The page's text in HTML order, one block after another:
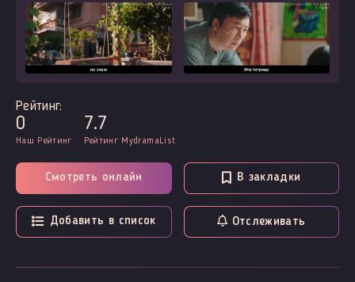
Рейтинг:
0
Наш Рейтинг
7.7
Рейтинг MydramaList
Смотреть онлайн В закладки
Добавить в список Отслеживать